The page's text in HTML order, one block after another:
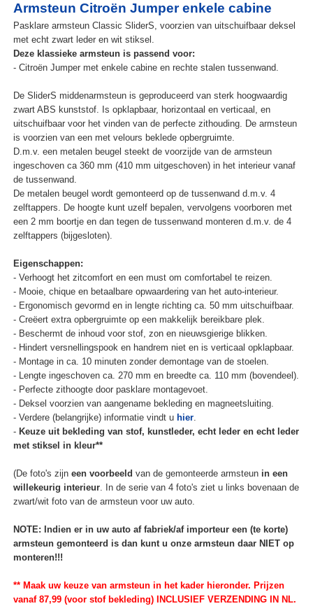
Armsteun Citroën Jumper enkele cabine
Pasklare armsteun Classic SliderS, voorzien van uitschuifbaar deksel
met echt zwart leder en wit stiksel.
Deze klassieke armsteun is passend voor:
- Citroën Jumper met enkele cabine en rechte stalen tussenwand.
De SliderS middenarmsteun is geproduceerd van sterk hoogwaardig
zwart ABS kunststof. Is opklapbaar, horizontaal en verticaal, en
uitschuifbaar voor het vinden van de perfecte zithouding. De armsteun
is voorzien van een met velours beklede opbergruimte.
D.m.v. een metalen beugel steekt de voorzijde van de armsteun
ingeschoven ca 360 mm (410 mm uitgeschoven) in het interieur vanaf
de tussenwand.
De metalen beugel wordt gemonteerd op de tussenwand d.m.v. 4
zelftappers. De hoogte kunt uzelf bepalen, vervolgens voorboren met
een 2 mm boortje en dan tegen de tussenwand monteren d.m.v. de 4
zelftappers (bijgesloten).
Eigenschappen:
- Verhoogt het zitcomfort en een must om comfortabel te reizen.
- Mooie, chique en betaalbare opwaardering van het auto-interieur.
- Ergonomisch gevormd en in lengte richting ca. 50 mm uitschuifbaar.
- Creëert extra opbergruimte op een makkelijk bereikbare plek.
- Beschermt de inhoud voor stof, zon en nieuwsgierige blikken.
- Hindert versnellingspook en handrem niet en is verticaal opklapbaar.
- Montage in ca. 10 minuten zonder demontage van de stoelen.
- Lengte ingeschoven ca. 270 mm en breedte ca. 110 mm (bovendeel).
- Perfecte zithoogte door pasklare montagevoet.
- Deksel voorzien van aangename bekleding en magneetsluiting.
- Verdere (belangrijke) informatie vindt u hier.
- Keuze uit bekleding van stof, kunstleder, echt leder en echt leder
met stiksel in kleur**
(De foto's zijn een voorbeeld van de gemonteerde armsteun in een
willekeurig interieur. In de serie van 4 foto's ziet u links bovenaan de
zwart/wit foto van de armsteun voor uw auto.
NOTE: Indien er in uw auto af fabriek/af importeur een (te korte)
armsteun gemonteerd is dan kunt u onze armsteun daar NIET op
monteren!!!
** Maak uw keuze van armsteun in het kader hieronder. Prijzen
vanaf 87,99 (voor stof bekleding) INCLUSIEF VERZENDING IN NL.